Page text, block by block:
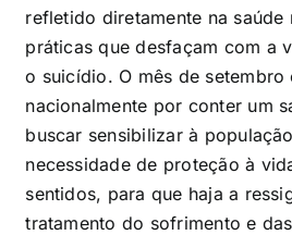
refletido diretamente na saúde
práticas que desfaçam com a
o suicídio. O mês de setembro
nacionalmente por conter um
buscar sensibilizar à
necessidade de proteção à
sentidos, para que haja a
tratamento do sofrimento e